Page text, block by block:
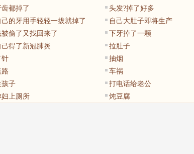
齿都掉了
头发?掉了好多
己的牙用手轻轻一拔就掉了
自己大肚子即将生产
被偷了又找回来了
下牙掉了一颗
己得了新冠肺炎
拉肚子
针
抽烟
路
车祸
孩子
打电话给老公
妇上厕所 炖豆腐